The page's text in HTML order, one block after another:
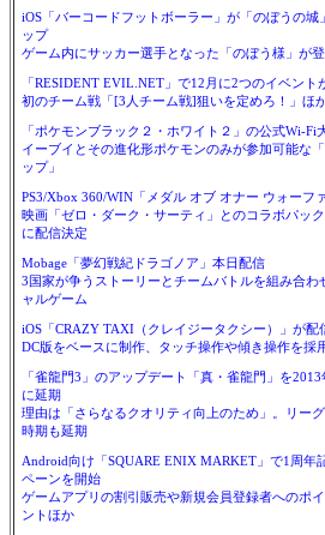
iOS「バーコードフットボーラー」が「のぼうの城
ップ
ゲーム内にサッカー選手となった「のぼう様」が
「RESIDENT EVIL.NET」で12月に2つのイベント
初のチーム戦「[3人チーム戦]狙いを定めろ！」ほ
「ポケモンブラック２・ホワイト２」の公式Wi-Fi
イーブイとその進化形ポケモンのみが参加可能な
ップ」
PS3/Xbox 360/WIN「メダル オブ オナー ウォーフ
映画「ゼロ・ダーク・サーティ」とのコラボパッ
に配信決定
Mobage「夢幻戦紀ドラゴノア」本日配信
3国家が争うストーリーとチームバトルを組み合わ
ャルゲーム
iOS「CRAZY TAXI（クレイジータクシー）」が配
DC版をベースに制作、タッチ操作や傾き操作を採
「雀龍門3」のアップデート「真・雀龍門」を2013
に延期
理由は「さらなるクオリティ向上のため」。リー
時期も延期
Android向け「SQUARE ENIX MARKET」で1周年
ペーンを開始
ゲームアプリの割引販売や新規会員登録者へのポ
ントほか